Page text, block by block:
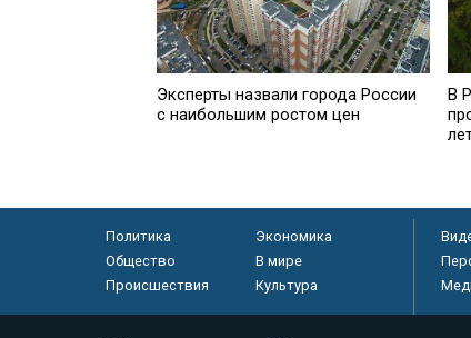
Эксперты назвали города России
с наибольшим ростом цен
В
Политика
Экономика
Общество
В мире
Происшествия
Культура